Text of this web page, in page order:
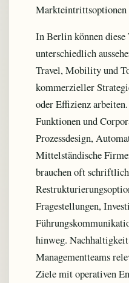
Markteintrittsoptionen
In Berlin können diese
unterschiedlich
Travel, Mobility und
kommerzieller
oder Effizienz
Funktionen und
Prozessdesign,
Mittelständische
brauchen oft
Fragestellungen,
hinweg.
Managementteams
Ziele mit operativen